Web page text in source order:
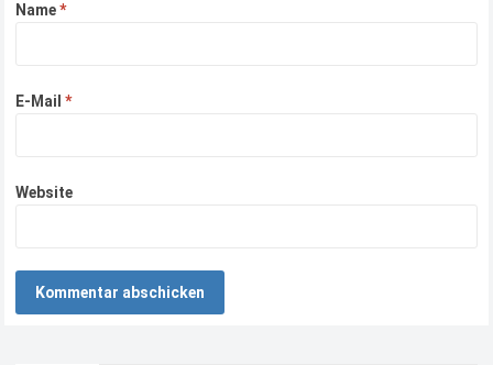
Name*
E-Mail*
Website